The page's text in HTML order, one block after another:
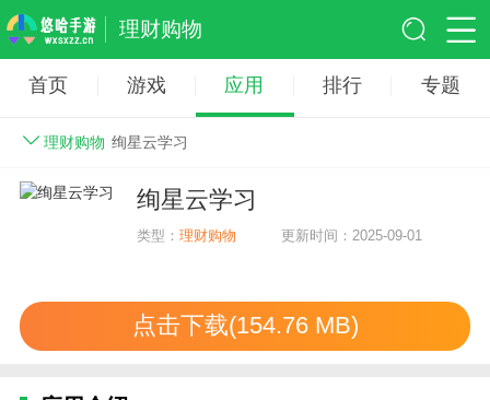
理财购物
首页 游戏 应用 排行 专题
理财购物 绚星云学习
绚星云学习
类型：理财购物 更新时间：2025-09-01
点击下载(154.76 MB)